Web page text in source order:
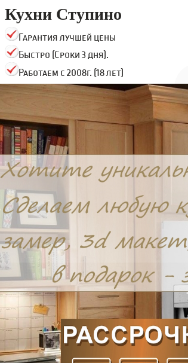
Кухни Ступино
Гарантия лучшей цены
Быстро (Сроки 3 дня).
Работаем с 2008г. (18 лет)